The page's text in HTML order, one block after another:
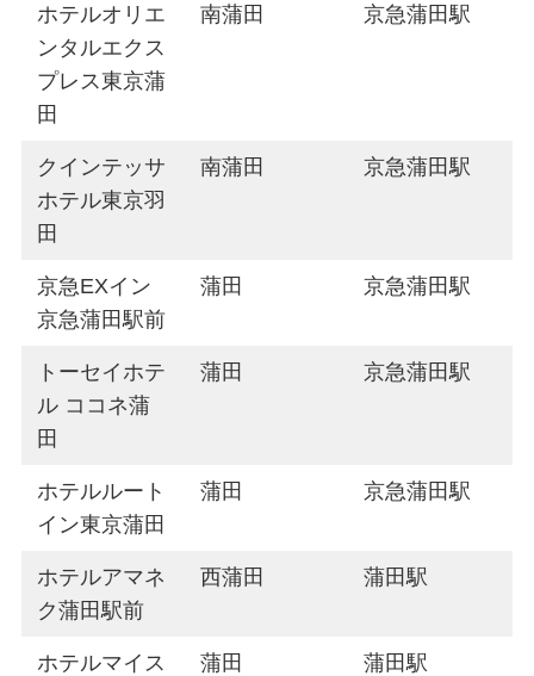
ホテルオリエ
ンタルエクス
プレス東京蒲
田
南蒲田 京急蒲田駅
クインテッサ
ホテル東京羽
田
南蒲田 京急蒲田駅
京急EXイン
京急蒲田駅前
蒲田 京急蒲田駅
トーセイホテ
ル ココネ蒲
田
蒲田 京急蒲田駅
ホテルルート
イン東京蒲田
蒲田 京急蒲田駅
ホテルアマネ
ク蒲田駅前
西蒲田 蒲田駅
ホテルマイス
蒲田 蒲田駅